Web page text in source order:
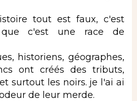
tout est faux, c'est
que c'est une race de
historiens, géographes,
ont créés des tributs,
surtout les noirs. je l'ai ai
de leur merde.